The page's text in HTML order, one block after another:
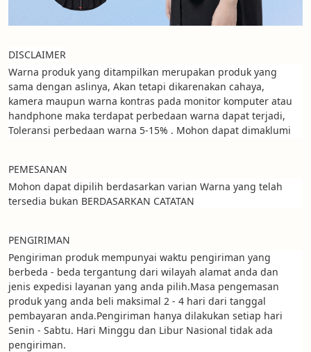
DISCLAIMER
Warna produk yang ditampilkan merupakan produk yang
sama dengan aslinya, Akan tetapi dikarenakan cahaya,
kamera maupun warna kontras pada monitor komputer atau
handphone maka terdapat perbedaan warna dapat terjadi,
Toleransi perbedaan warna 5-15% . Mohon dapat dimaklumi
PEMESANAN
Mohon dapat dipilih berdasarkan varian Warna yang telah
tersedia bukan BERDASARKAN CATATAN
PENGIRIMAN
Pengiriman produk mempunyai waktu pengiriman yang
berbeda - beda tergantung dari wilayah alamat anda dan
jenis expedisi layanan yang anda pilih.Masa pengemasan
produk yang anda beli maksimal 2 - 4 hari dari tanggal
pembayaran anda.Pengiriman hanya dilakukan setiap hari
Senin - Sabtu. Hari Minggu dan Libur Nasional tidak ada
pengiriman.